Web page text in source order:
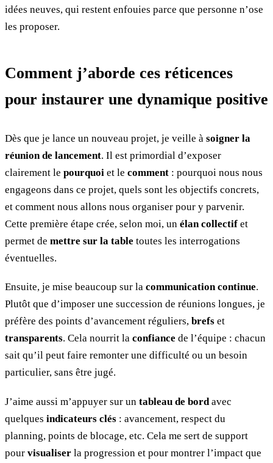
idées neuves, qui restent enfouies parce que personne n’ose
les proposer.
Comment j’aborde ces réticences
pour instaurer une dynamique positive
Dès que je lance un nouveau projet, je veille à soigner la
réunion de lancement. Il est primordial d’exposer
clairement le pourquoi et le comment : pourquoi nous nous
engageons dans ce projet, quels sont les objectifs concrets,
et comment nous allons nous organiser pour y parvenir.
Cette première étape crée, selon moi, un élan collectif et
permet de mettre sur la table toutes les interrogations
éventuelles.
Ensuite, je mise beaucoup sur la communication continue.
Plutôt que d’imposer une succession de réunions longues, je
préfère des points d’avancement réguliers, brefs et
transparents. Cela nourrit la confiance de l’équipe : chacun
sait qu’il peut faire remonter une difficulté ou un besoin
particulier, sans être jugé.
J’aime aussi m’appuyer sur un tableau de bordavec
quelques indicateurs clés : avancement, respect du
planning, points de blocage, etc. Cela me sert de support
pour visualiser la progression et pour montrer l’impact que